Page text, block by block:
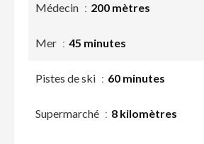
Médecin 200 mètres
Mer 45 minutes
Pistes de ski 60 minutes
Supermarché 8 kilomètres